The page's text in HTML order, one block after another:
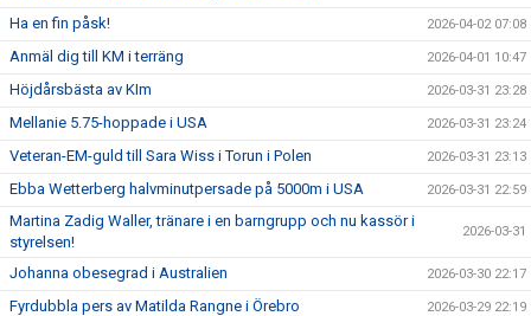
Ha en fin påsk! 2026-04-02 07:08
Anmäl dig till KM i terräng 2026-04-01 10:47
Höjdårsbästa av KIm 2026-03-31 23:28
Mellanie 5.75-hoppade i USA 2026-03-31 23:24
Veteran-EM-guld till Sara Wiss i Torun i Polen 2026-03-31 23:13
Ebba Wetterberg halvminutpersade på 5000m i USA 2026-03-31 22:59
Martina Zadig Waller, tränare i en barngrupp och nu kassör i
styrelsen!
2026-03-31
Johanna obesegrad i Australien 2026-03-30 22:17
Fyrdubbla pers av Matilda Rangne i Örebro 2026-03-29 22:19